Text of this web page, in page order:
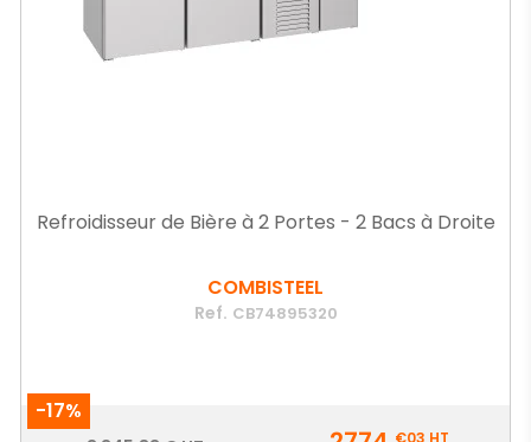
Refroidisseur de Bière à 2 Portes - 2 Bacs à Droite
COMBISTEEL
Ref. CB74895320
-17%
Prix €03 HT